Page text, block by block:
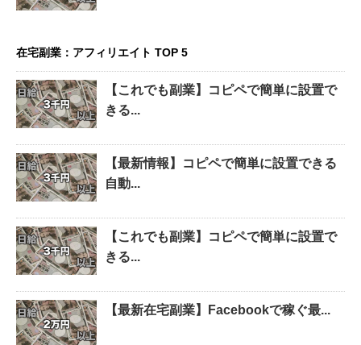
在宅副業：アフィリエイト TOP 5
【これでも副業】コピペで簡単に設置で
きる...
【最新情報】コピペで簡単に設置できる
自動...
【これでも副業】コピペで簡単に設置で
きる...
【最新在宅副業】Facebookで稼ぐ最...